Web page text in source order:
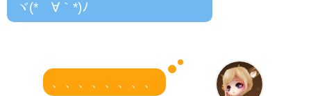
ヾ(*´∀｀*)ﾉ